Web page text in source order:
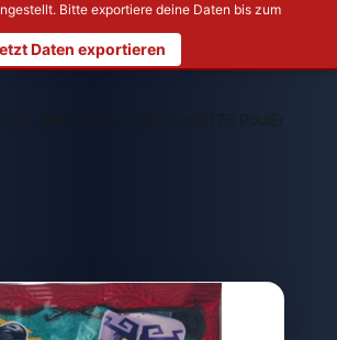
Bitte exportiere deine Daten bis zum
Daten exportieren
LEGO 892178 PoulErik